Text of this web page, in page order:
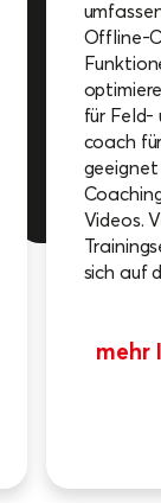
Offline-
für
coach
Videos.
sich auf
mehr